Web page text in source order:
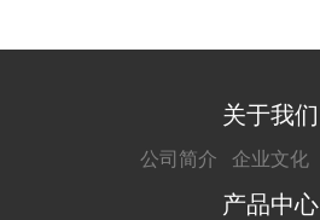
关于我们
公司简介 企业文化
产品中心